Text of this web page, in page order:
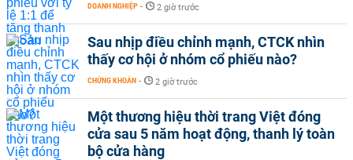
DOANH NGHIỆP - 2 giờ trước
Sau nhịp điều chỉnh mạnh, CTCK nhìn
thấy cơ hội ở nhóm cổ phiếu nào?
CHỨNG KHOÁN - 2 giờ trước
Một thương hiệu thời trang Việt đóng
cửa sau 5 năm hoạt động, thanh lý toàn
bộ cửa hàng